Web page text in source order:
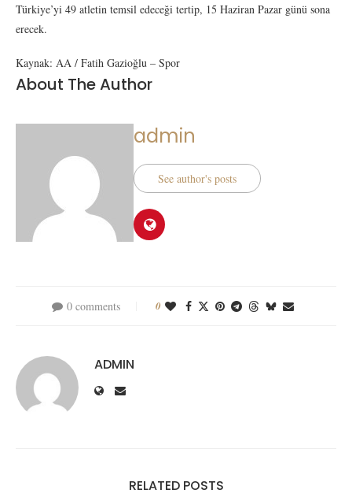
Türkiye’yi 49 atletin temsil edeceği tertip, 15 Haziran Pazar günü sona
erecek.
Kaynak: AA / Fatih Gazioğlu – Spor
About The Author
admin
See author's posts
0 comments 0
ADMIN
RELATED POSTS